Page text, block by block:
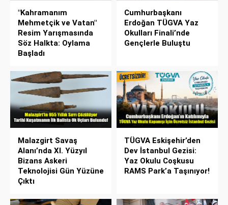
"Kahramanım
Mehmetçik ve Vatan"
Resim Yarışmasında
Söz Halkta: Oylama
Başladı
Cumhurbaşkanı
Erdoğan TÜGVA Yaz
Okulları Finali’nde
Gençlerle Buluştu
Malazgirt Savaş
Alanı’nda XI. Yüzyıl
Bizans Askeri
Teknolojisi Gün Yüzüne
Çıktı
TÜGVA Eskişehir’den
Dev İstanbul Gezisi:
Yaz Okulu Coşkusu
RAMS Park’a Taşınıyor!